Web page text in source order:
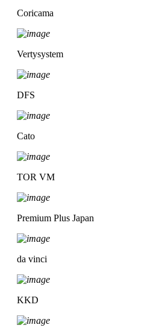
Coricama
Vertysystem
DFS
Cato
TOR VM
Premium Plus Japan
da vinci
KKD